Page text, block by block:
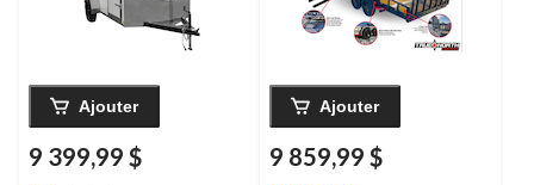
Ajouter
9 399,99 $
Ajouter
9 859,99 $